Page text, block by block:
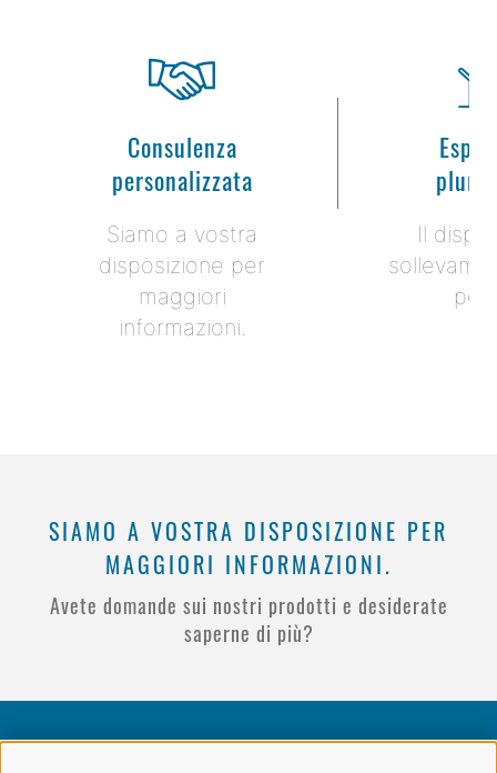
Consulenza
personalizzata
Siamo a vostra
disposizione per
maggiori
informazioni.
Il
per
SIAMO A VOSTRA DISPOSIZIONE PER
MAGGIORI INFORMAZIONI.
Avete domande sui nostri prodotti e desiderate
saperne di più?